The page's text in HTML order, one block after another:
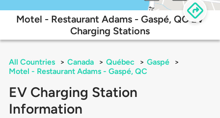
Motel - Restaurant Adams - Gaspé, QC EV
Charging Stations
All Countries > Canada > Québec > Gaspé
>
Motel - Restaurant Adams - Gaspé, QC
EV Charging Station
Information